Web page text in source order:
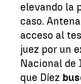
elevando la
caso.
acceso al
juez por un
Nacional de
que Díez